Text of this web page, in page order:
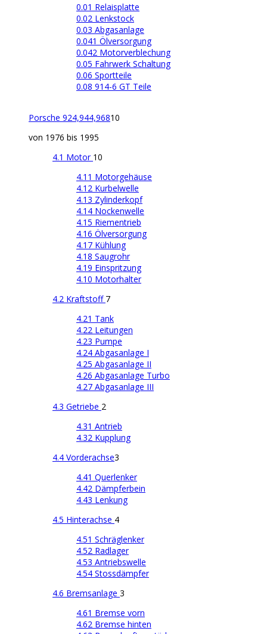
0.01 Relaisplatte
0.02 Lenkstock
0.03 Abgasanlage
0.041 Ölversorgung
0.042 Motorverblechung
0.05 Fahrwerk Schaltung
0.06 Sportteile
0.08 914-6 GT Teile
Porsche 924,944,96810
von 1976 bis 1995
4.1 Motor 10
4.11 Motorgehäuse
4.12 Kurbelwelle
4.13 Zylinderkopf
4.14 Nockenwelle
4.15 Riementrieb
4.16 Ölversorgung
4.17 Kühlung
4.18 Saugrohr
4.19 Einspritzung
4.10 Motorhalter
4.2 Kraftstoff 7
4.21 Tank
4.22 Leitungen
4.23 Pumpe
4.24 Abgasanlage I
4.25 Abgasanlage II
4.26 Abgasanlage Turbo
4.27 Abgasanlage III
4.3 Getriebe 2
4.31 Antrieb
4.32 Kupplung
4.4 Vorderachse3
4.41 Querlenker
4.42 Dämpferbein
4.43 Lenkung
4.5 Hinterachse 4
4.51 Schräglenker
4.52 Radlager
4.53 Antriebswelle
4.54 Stossdämpfer
4.6 Bremsanlage 3
4.61 Bremse vorn
4.62 Bremse hinten